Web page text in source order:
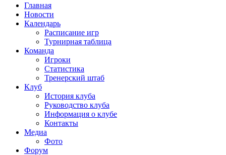
Главная
Новости
Календарь
Расписание игр
Турнирная таблица
Команда
Игроки
Статистика
Тренерский штаб
Клуб
История клуба
Руководство клуба
Информация о клубе
Контакты
Медиа
Фото
Форум